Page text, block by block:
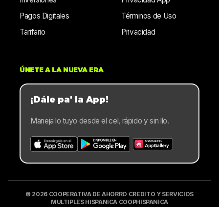
Pagos Digitales
Tarifario
Términos de Uso
Privacidad
ÚNETE A LA NUEVA ERA
¡Dále pa' la App!
Maneja lo tuyo desde el cel, rápido y sin lío.
© 2026 COOPERATIVA DE AHORRO CREDITO Y SERVICIOS
MULTIPLES HISPANICA COOPHISPANICA